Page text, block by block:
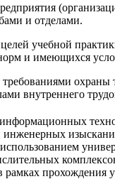
и отделами.
учебной
и имеющихся
охраны
внутреннего
рамках прохождения